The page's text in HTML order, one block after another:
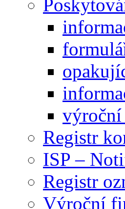
Registr
ISP –
Registr
Výroční